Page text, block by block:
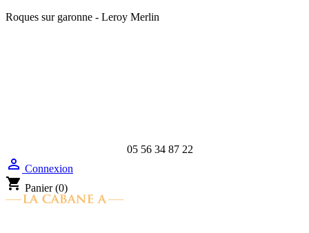
Roques sur garonne - Leroy Merlin
05 56 34 87 22
 Connexion
shopping_cart Panier (0)